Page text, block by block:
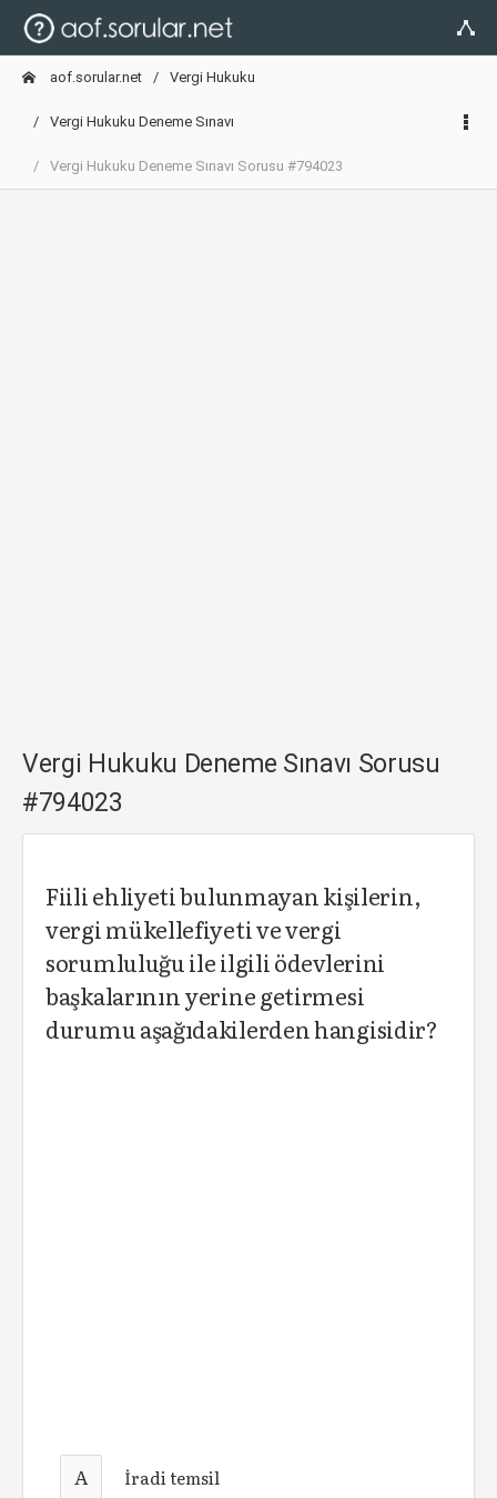
aof.sorular.net Vergi Hukuku
Vergi Hukuku Deneme Sınavı
Vergi Hukuku Deneme Sınavı Sorusu #794023
Vergi Hukuku Deneme Sınavı Sorusu
#794023
Fiili ehliyeti bulunmayan kişilerin,
vergi mükellefiyeti ve vergi
sorumluluğu ile ilgili ödevlerini
başkalarının yerine getirmesi
durumu aşağıdakilerden hangisidir?
A İradi temsil